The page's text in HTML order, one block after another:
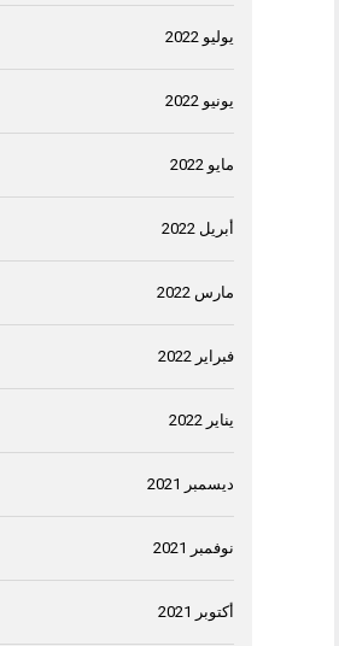
يوليو 2022
يونيو 2022
مايو 2022
أبريل 2022
مارس 2022
فبراير 2022
يناير 2022
ديسمبر 2021
نوفمبر 2021
أكتوبر 2021